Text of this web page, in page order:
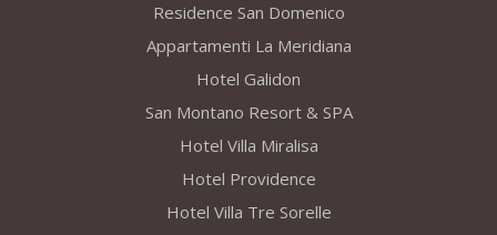
Residence San Domenico
Appartamenti La Meridiana
Hotel Galidon
San Montano Resort & SPA
Hotel Villa Miralisa
Hotel Providence
Hotel Villa Tre Sorelle